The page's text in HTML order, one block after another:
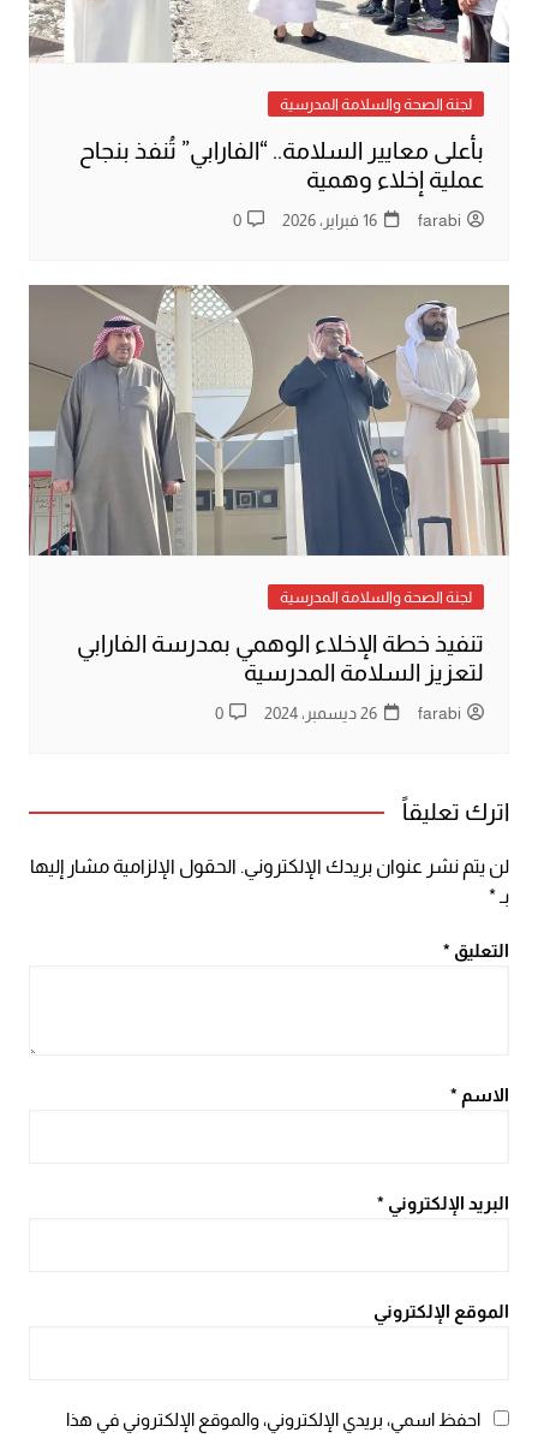
لجنة الصحة والسلامة المدرسية
بأعلى معايير السلامة.. “الفارابي” تُنفذ بنجاح
عملية إخلاء وهمية
farabi 16 فبراير، 2026 0
لجنة الصحة والسلامة المدرسية
تنفيذ خطة الإخلاء الوهمي بمدرسة الفارابي
لتعزيز السلامة المدرسية
farabi 26 ديسمبر، 2024 0
اترك تعليقاً
لن يتم نشر عنوان بريدك الإلكتروني. الحقول الإلزامية مشار إليها
بـ*
التعليق *
الاسم *
البريد الإلكتروني *
الموقع الإلكتروني
احفظ اسمي، بريدي الإلكتروني، والموقع الإلكتروني في هذا